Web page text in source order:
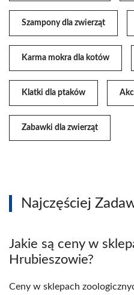
Szampony dla zwierząt
Karma mokra dla kotów
Klatki dla ptaków
Zabawki dla zwierząt
Najczęściej
Jakie są ceny w
Hrubieszowie?
Ceny w sklepach